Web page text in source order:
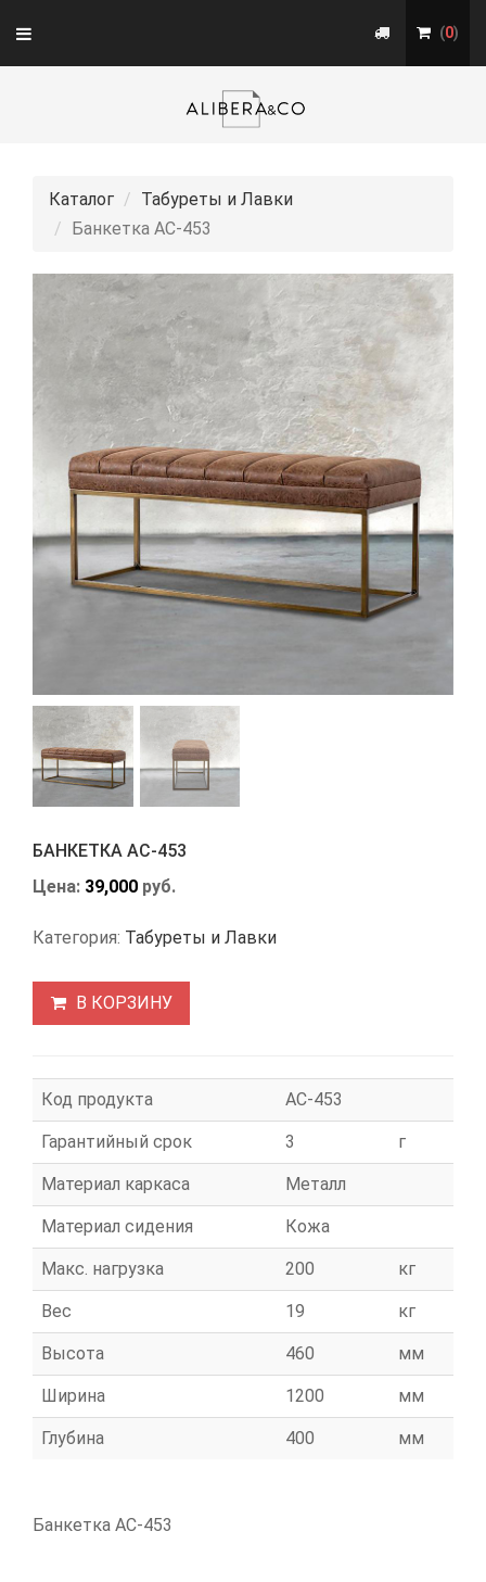
Toggle
navigation
(0)
Каталог
Табуреты и Лавки
Банкетка АС-453
БАНКЕТКА АС-453
Цена: 39,000 руб.
Категория: Табуреты и Лавки
В КОРЗИНУ
Код продукта АС-453
Гарантийный срок 3 г
Материал каркаса Металл
Материал сидения Кожа
Макс. нагрузка 200 кг
Вес 19 кг
Высота 460 мм
Ширина 1200 мм
Глубина 400 мм
Банкетка АС-453